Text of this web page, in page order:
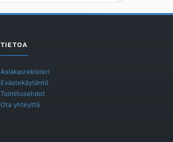
määrä
TIETOA
Asiakasrekisteri
Evästekäytäntö
Toimitusehdot
Ota yhteyttä